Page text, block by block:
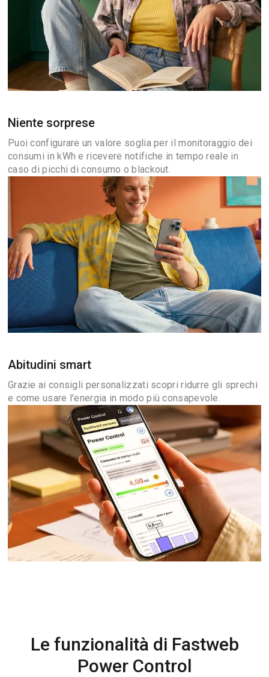
Niente sorprese
Puoi configurare un valore soglia per il monitoraggio dei
consumi in kWh e ricevere notifiche in tempo reale in
caso di picchi di consumo o blackout.
Abitudini smart
Grazie ai consigli personalizzati scopri ridurre gli sprechi
e come usare l'energia in modo più consapevole.
Le funzionalità di Fastweb
Power Control